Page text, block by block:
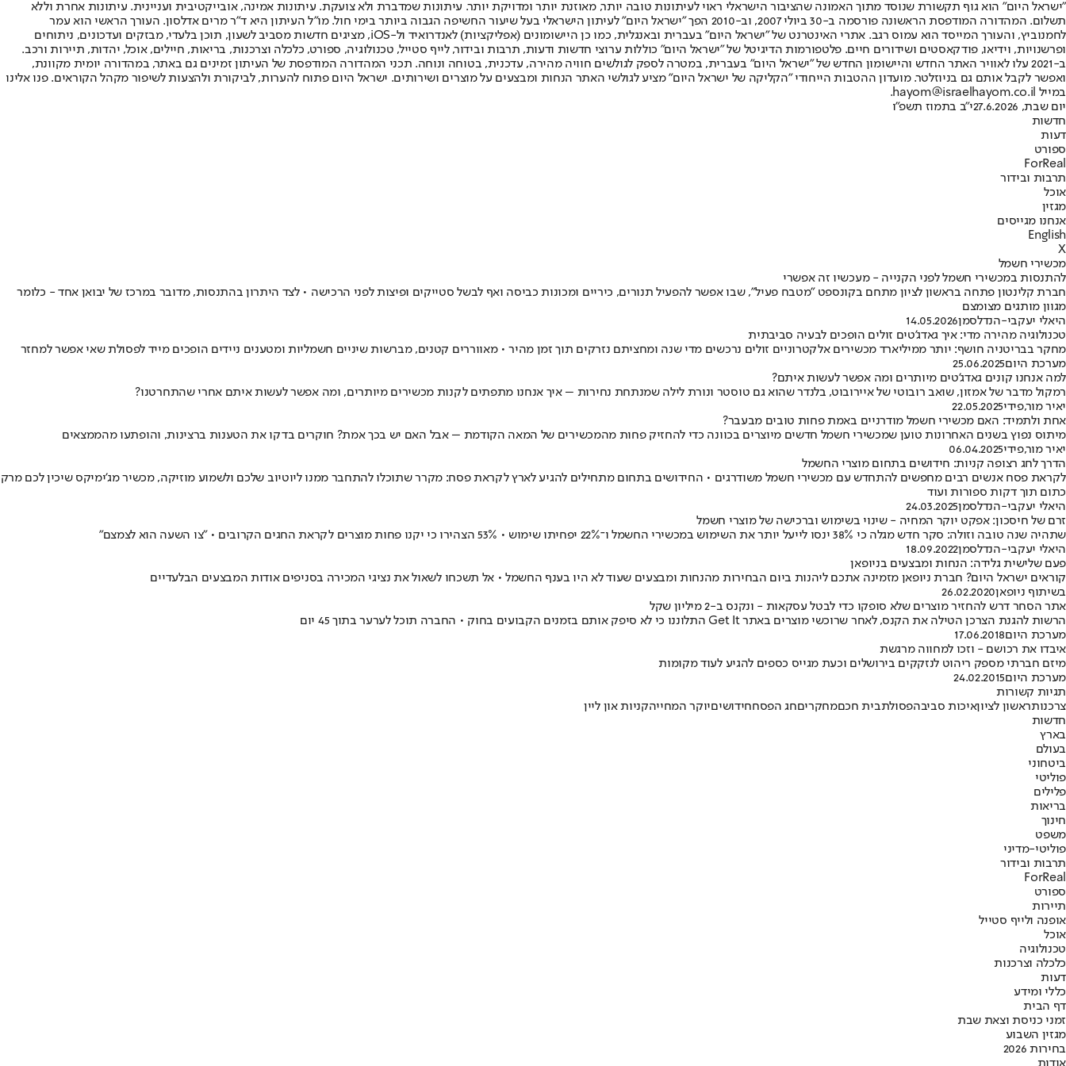
"ישראל היום" הוא גוף תקשורת שנוסד מתוך האמונה שהציבור הישראלי ראוי לעיתונות טובה יותר, מאוזנת יותר ומדויקת יותר. עיתונות שמדברת ולא צועקת. עיתונות אמינה, אובייקטיבית ועניינית. עיתונות אחרת וללא
תשלום. המהדורה המודפסת הראשונה פורסמה ב-30 ביולי 2007, וב-2010 הפך "ישראל היום" לעיתון הישראלי בעל שיעור החשיפה הגבוה ביותר בימי חול. מו"ל העיתון היא ד"ר מרים אדלסון. העורך הראשי הוא עמר
לחמנוביץ, והעורך המייסד הוא עמוס רגב. אתרי האינטרנט של "ישראל היום" בעברית ובאנגלית, כמו כן היישומונים (אפליקציות) לאנדרואיד ול-iOS, מציגים חדשות מסביב לשעון, תוכן בלעדי, מבזקים ועדכונים, ניתוחים
ופרשנויות, וידיאו, פודקאסטים ושידורים חיים. פלטפורמות הדיגיטל של "ישראל היום" כוללות ערוצי חדשות ודעות, תרבות ובידור, לייף סטייל, טכנולוגיה, ספורט, כלכלה וצרכנות, בריאות, חיילים, אוכל, יהדות, תיירות ורכב.
ב-2021 עלו לאוויר האתר החדש והיישומון החדש של "ישראל היום" בעברית, במטרה לספק לגולשים חוויה מהירה, עדכנית, בטוחה ונוחה. תכני המהדורה המודפסת של העיתון זמינים גם באתר, במהדורה יומית מקוונת,
ואפשר לקבל אותם גם בניוזלטר. מועדון ההטבות הייחודי "הקליקה של ישראל היום" מציע לגולשי האתר הנחות ומבצעים על מוצרים ושירותים. ישראל היום פתוח להערות, לביקורת ולהצעות לשיפור מקהל הקוראים. פנו אלינו
במייל hayom@israelhayom.co.il.
יום שבת, 27.6.2026
י"ב בתמוז תשפ"ו
חדשות
דעות
ספורט
ForReal
תרבות ובידור
אוכל
מגזין
אנחנו מגייסים
English
X
מכשירי חשמל
להתנסות במכשירי חשמל לפני הקנייה - מעכשיו זה אפשרי
חברת קלינטון פתחה בראשון לציון מתחם בקונספט "מטבח פעיל", שבו אפשר להפעיל תנורים, כיריים ומכונות כביסה ואף לבשל סטייקים ופיצות לפני הרכישה • לצד היתרון בהתנסות, מדובר במרכז של יבואן אחד - כלומר
מגוון מותגים מצומצם
היאלי יעקבי-הנדלסמן14.05.2026
טכנולוגיה מהירה מדי: איך גאדג'טים זולים הופכים לבעיה סביבתית
מחקר בבריטניה חושף: יותר ממיליארד מכשירים אלקטרוניים זולים נרכשים מדי שנה ומחציתם נזרקים תוך זמן מהיר • מאווררים קטנים, מברשות שיניים חשמליות ומטענים ניידים הופכים מייד לפסולת שאי אפשר למחזר
מערכת היום25.06.2025
למה אנחנו קונים גאדג’טים מיותרים ומה אפשר לעשות איתם?
רמקול מדבר של אמזון, שואב רובוטי של איירובוט, בלנדר שהוא גם טוסטר ונורת לילה שמנתחת נחירות – איך אנחנו מתפתים לקנות מכשירים מיותרים, ומה אפשר לעשות איתם אחרי שהתחרטנו?
יאיר מור,פידי22.05.2025
אחת ולתמיד: האם מכשירי חשמל מודרניים באמת פחות טובים מבעבר?
מיתוס נפוץ בשנים האחרונות טוען שמכשירי חשמל חדשים מיוצרים בכוונה כדי להחזיק פחות מהמכשירים של המאה הקודמת – אבל האם יש בכך אמת? חוקרים בדקו את הטענות ברצינות, והופתעו מהממצאים
יאיר מור,פידי06.04.2025
הדרך לחג רצופה קניות: חידושים בתחום מוצרי החשמל
לקראת פסח אנשים רבים מחפשים להתחדש עם מכשירי חשמל משודרגים • החידושים בתחום מתחילים להגיע לארץ לקראת פסח: מקרר שתוכלו להתחבר ממנו ליוטיוב שלכם ולשמוע מוזיקה, מכשיר מג'ימיקס שיכין לכם מרק
כתום תוך דקות ספורות ועוד
היאלי יעקבי-הנדלסמן24.03.2025
זרם של חיסכון: אפקט יוקר המחיה - שינוי בשימוש וברכישה של מוצרי חשמל
שתהיה שנה טובה וזולה: סקר חדש מגלה כי 38% ינסו לייעל יותר את השימוש במכשירי החשמל ו־22% יפחיתו שימוש • 53% הצהירו כי יקנו פחות מוצרים לקראת החגים הקרובים • "צו השעה הוא לצמצם"
היאלי יעקבי-הנדלסמן18.09.2022
פעם שלישית גלידה: הנחות ומבצעים בניופאן
קוראים ישראל היום? חברת ניופאן מזמינה אתכם ליהנות ביום הבחירות מהנחות ומבצעים שעוד לא היו בענף החשמל • אל תשכחו לשאול את נציגי המכירה בסניפים אודות המבצעים הבלעדיים
בשיתוף ניופאן26.02.2020
אתר הסחר דרש להחזיר מוצרים שלא סופקו כדי לבטל עסקאות - ונקנס ב-2 מיליון שקל
הרשות להגנת הצרכן הטילה את הקנס, לאחר שרוכשי מוצרים באתר Get It התלוננו כי לא סיפק אותם בזמנים הקבועים בחוק • החברה תוכל לערער בתוך 45 יום
מערכת היום17.06.2018
איבדו את רכושם - וזכו למחווה מרגשת
מיזם חברתי מספק ריהוט לנזקקים בירושלים וכעת מגייס כספים להגיע לעוד מקומות
מערכת היום24.02.2015
תגיות קשורות
צרכנותראשון לציוןאיכות סביבהפסולתבית חכםמחקריםחג הפסחחידושיםיוקר המחייהקניות און ליין
חדשות
בארץ
בעולם
ביטחוני
פוליטי
פלילים
בריאות
חינוך
משפט
פוליטי-מדיני
תרבות ובידור
ForReal
ספורט
תיירות
אופנה ולייף סטייל
אוכל
טכנולוגיה
כלכלה וצרכנות
דעות
כללי ומידע
דף הבית
זמני כניסת וצאת שבת
מגזין השבוע
בחירות 2026